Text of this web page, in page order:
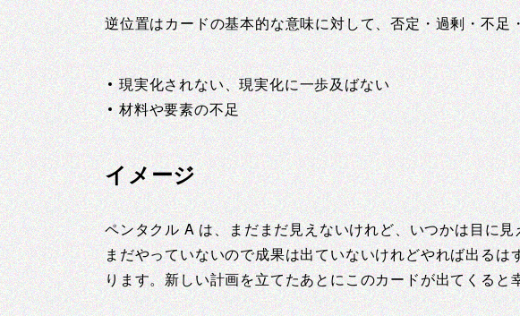
逆位置はカードの基本的な意味に対して、否定・過剰・不足
現実化されない、現実化に一歩及ばない
材料や要素の不足
イメージ
ペンタクル A は、まだまだ見えないけれど、いつかは目に
まだやっていないので成果は出ていないけれどやれば出る
ります。新しい計画を立てたあとにこのカードが出てくると